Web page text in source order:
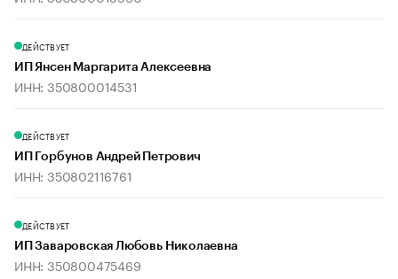
ДЕЙСТВУЕТ
ИП Янсен Маргарита Алексеевна
ИНН: 350800014531
ДЕЙСТВУЕТ
ИП Горбунов Андрей Петрович
ИНН: 350802116761
ДЕЙСТВУЕТ
ИП Заваровская Любовь Николаевна
ИНН: 350800475469